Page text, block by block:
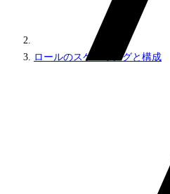
ロールのスケーリングと構成